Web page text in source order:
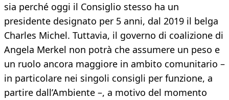
sia perché oggi il Consiglio stesso ha un
presidente designato per 5 anni, dal 2019 il belga
Charles Michel. Tuttavia, il governo di coalizione di
Angela Merkel non potrà che assumere un peso e
un ruolo ancora maggiore in ambito comunitario –
in particolare nei singoli consigli per funzione, a
partire dall’Ambiente –, a motivo del momento